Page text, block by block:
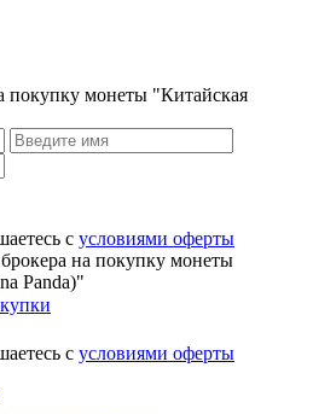
покупку монеты "Китайская
с условиями оферты
на покупку монеты
Panda)"
с условиями оферты